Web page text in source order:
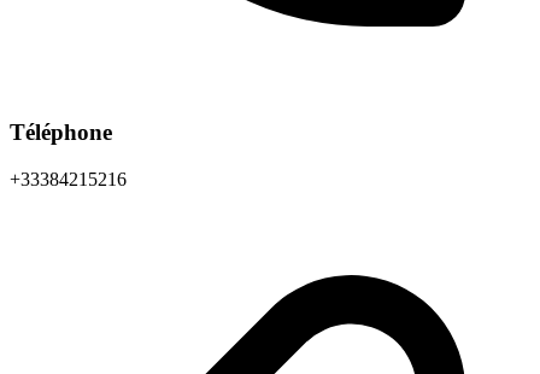
Téléphone
+33384215216